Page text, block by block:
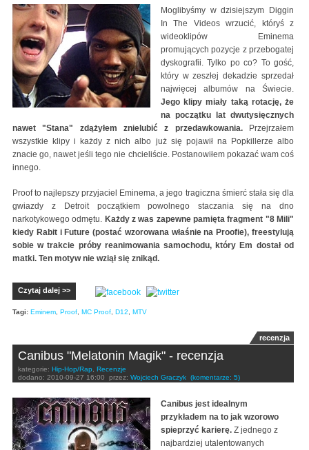
Moglibyśmy w dzisiejszym Diggin
In The Videos wrzucić, któryś z
wideoklipów Eminema
promujących pozycje z przebogatej
dyskografii. Tylko po co? To gość,
który w zeszłej dekadzie sprzedał
najwięcej albumów na Świecie.
Jego klipy miały taką rotację, że
na początku lat dwutysięcznych
nawet "Stana" zdążyłem znielubić z przedawkowania.Przejrzałem
wszystkie klipy i każdy z nich albo już się pojawił na Popkillerze albo
znacie go, nawet jeśli tego nie chcieliście. Postanowiłem pokazać wam coś
innego.
Proof to najlepszy przyjaciel Eminema, a jego tragiczna śmierć stała się dla
gwiazdy z Detroit początkiem powolnego staczania się na dno
narkotykowego odmętu. Każdy z was zapewne pamięta fragment "8 Mili"
kiedy Rabit i Future (postać wzorowana właśnie na Proofie), freestylują
sobie w trakcie próby reanimowania samochodu, który Em dostał od
matki. Ten motyw nie wziął się znikąd.
Czytaj dalej >>
Tagi: Eminem Proof MC Proof D12 MTV
recenzja
Canibus "Melatonin Magik" - recenzja
kategorie: Hip-Hop/Rap
Recenzje
dodano: 2010-09-27 16:00 przez: Wojciech Graczyk (komentarze: 5)
Canibus jest idealnym
przykładem na to jak wzorowo
spieprzyć karierę. Z jednego z
najbardziej utalentowanych